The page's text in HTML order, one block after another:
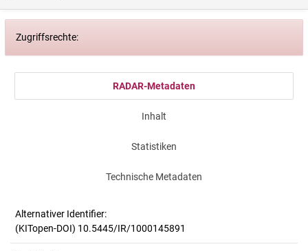
Zugriffsrechte:
RADAR-Metadaten
Inhalt
Statistiken
Technische Metadaten
Alternativer Identifier:
(KITopen-DOI) 10.5445/IR/1000145891